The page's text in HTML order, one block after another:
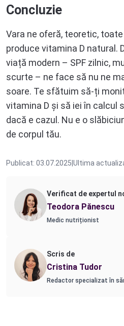
Concluzie
Vara ne oferă, teoretic,
produce vitamina D natural.
viață modern – SPF zilnic,
scurte – ne face să nu ne
soare. Te sfătuim să-ți
vitamina D și să iei în calcul
dacă e cazul. Nu e o
de corpul tău.
Publicat: 03.07.2025 Ultima
Verificat de expertul
Teodora Pănescu
Medic nutriționist
Scris de
Cristina Tudor
Redactor specializat în